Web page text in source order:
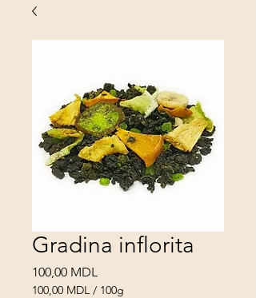
Gradina inflorita
100,00 MDL
100,00 MDL / 100g